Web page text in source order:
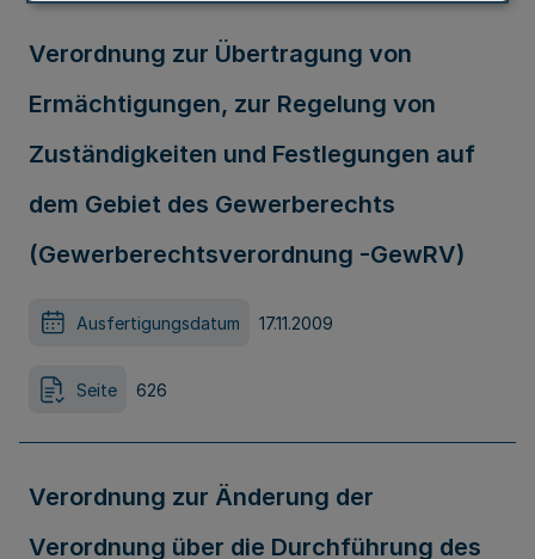
Verordnung zur Übertragung von
Ermächtigungen, zur Regelung von
Zuständigkeiten und Festlegungen auf
dem Gebiet des Gewerberechts
(Gewerberechtsverordnung -GewRV)
Ausfertigungsdatum 17.11.2009
Seite 626
Verordnung zur Änderung der
Verordnung über die Durchführung des